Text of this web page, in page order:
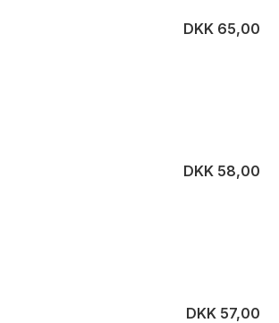
DKK 65,00
DKK 58,00
DKK 57,00